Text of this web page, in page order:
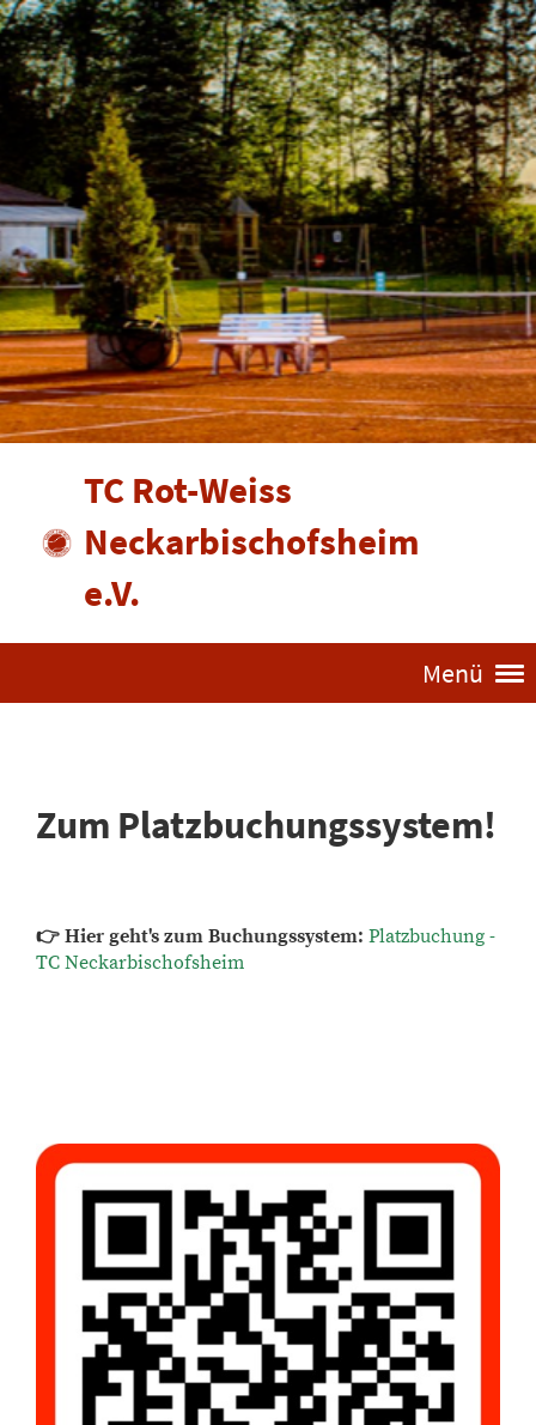
TC Rot-Weiss
Neckarbischofsheim
e.V.
Menü
Zum Platzbuchungssystem!
👉 Hier geht's zum Buchungssystem: Platzbuchung -
TC Neckarbischofsheim